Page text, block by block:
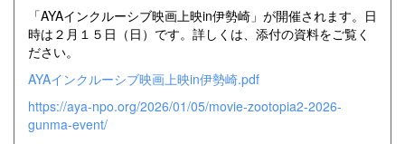
「AYAインクルーシブ映画上映in伊勢崎」が開催されます。日
時は２月１５日（日）です。詳しくは、添付の資料をご覧く
ださい。
AYAインクルーシブ映画上映in伊勢崎.pdf
https://aya-npo.org/2026/01/05/movie-zootopia2-2026-
gunma-event/